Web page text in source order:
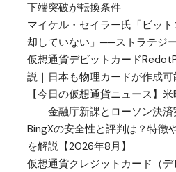
下端突破が転換条件
マイケル・セイラー氏「ビッ
却していない」──ストラテジ
仮想通貨デビットカード
説｜日本も物理カードが作成可
【今日の仮想通貨ニュース】
――金融庁新課とローソン決済
BingXの安全性と評判は？特徴
を解説【2026年8月】
仮想通貨クレジットカード（